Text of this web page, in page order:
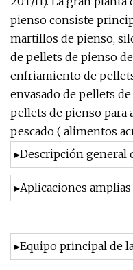
pienso consiste
martillos de pienso,
de pellets de pienso
enfriamiento de
envasado de pellets
pellets de pienso para
pescado ( alimentos
▸Descripción general
▸Aplicaciones
▸Equipo principal de